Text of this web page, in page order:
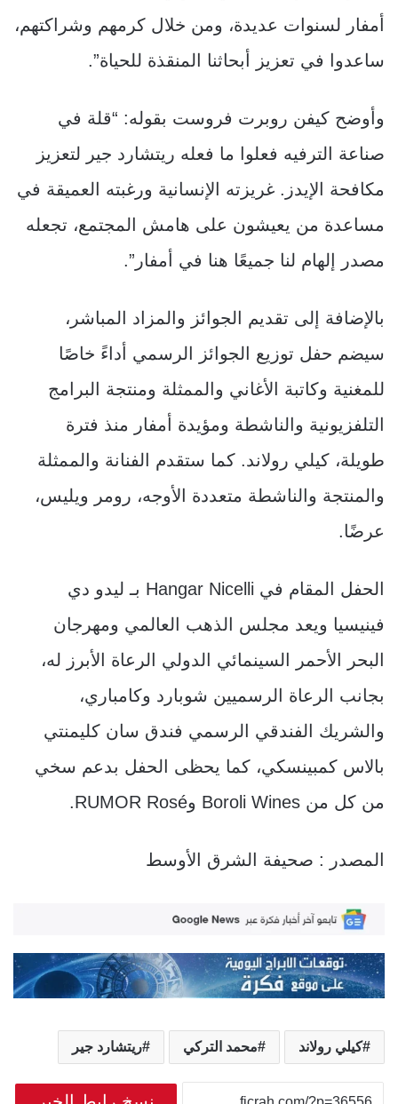
أمفار لسنوات عديدة، ومن خلال كرمهم وشراكتهم،
ساعدوا في تعزيز أبحاثنا المنقذة للحياة”.
وأوضح كيفن روبرت فروست بقوله: “قلة في
صناعة الترفيه فعلوا ما فعله ريتشارد جير لتعزيز
مكافحة الإيدز. غريزته الإنسانية ورغبته العميقة في
مساعدة من يعيشون على هامش المجتمع، تجعله
مصدر إلهام لنا جميعًا هنا في أمفار”.
بالإضافة إلى تقديم الجوائز والمزاد المباشر،
سيضم حفل توزيع الجوائز الرسمي أداءً خاصًا
للمغنية وكاتبة الأغاني والممثلة ومنتجة البرامج
التلفزيونية والناشطة ومؤيدة أمفار منذ فترة
طويلة، كيلي رولاند. كما ستقدم الفنانة والممثلة
والمنتجة والناشطة متعددة الأوجه، رومر ويليس،
عرضًا.
الحفل المقام في Hangar Nicelli بـ ليدو دي
فينيسيا ويعد مجلس الذهب العالمي ومهرجان
البحر الأحمر السينمائي الدولي الرعاة الأبرز له،
بجانب الرعاة الرسميين شوبارد وكامباري،
والشريك الفندقي الرسمي فندق سان كليمنتي
بالاس كمبينسكي، كما يحظى الحفل بدعم سخي
من كل من Boroli Wines وRUMOR Rosé.
المصدر : صحيفة الشرق الأوسط
كيلي رولاند محمد التركي ريتشارد جير